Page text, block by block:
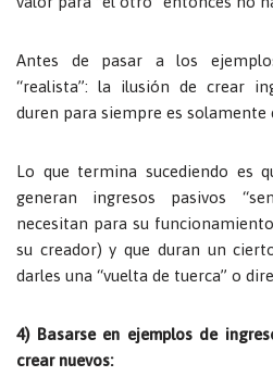
Antes de pasar a los
“realista”: la ilusión de crear
duren para siempre es solamente
Lo que termina sucediendo es
generan ingresos pasivos
necesitan para su
su creador) y que duran un
darles una “vuelta de tuerca” o
4) Basarse en ejemplos de
crear nuevos: